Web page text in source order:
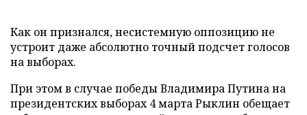
Как он признался, несистемную оппозицию не
устроит даже абсолютно точный подсчет голосов
на выборах.
При этом в случае победы Владимира Путина на
президентских выборах 4 марта Рыклин обещает